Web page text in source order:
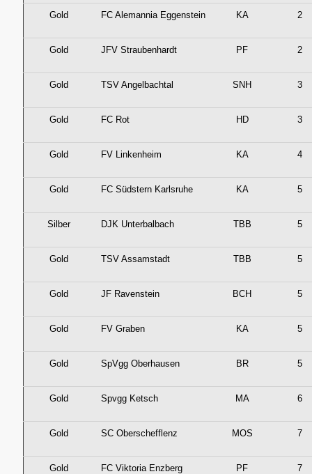
Gold FC Alemannia Eggenstein KA 2
Gold JFV Straubenhardt PF 2
Gold TSV Angelbachtal SNH 3
Gold FC Rot HD 3
Gold FV Linkenheim KA 4
Gold FC Südstern Karlsruhe KA 5
Silber DJK Unterbalbach TBB 5
Gold TSV Assamstadt TBB 5
Gold JF Ravenstein BCH 5
Gold FV Graben KA 5
Gold SpVgg Oberhausen BR 5
Gold Spvgg Ketsch MA 6
Gold SC Oberschefflenz MOS 7
Gold FC Viktoria Enzberg PF 7